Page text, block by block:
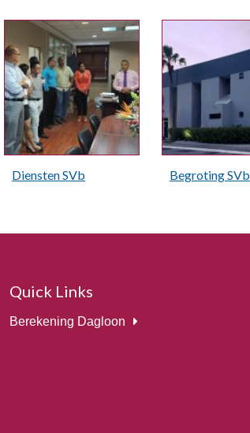
Diensten SVb Begroting SVb
Quick Links
Berekening Dagloon